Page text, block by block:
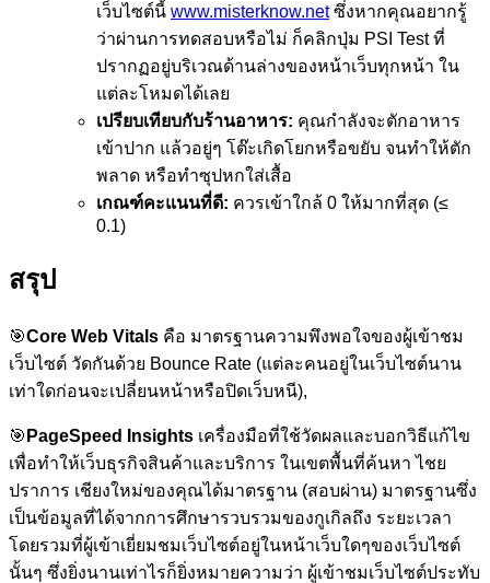
เว็บไซต์นี้ www.misterknow.netซึ่งหากคุณอยากรู้
ว่าผ่านการทดสอบหรือไม่ ก็คลิกปุ่ม PSI Test ที่
ปรากฏอยู่บริเวณด้านล่างของหน้าเว็บทุกหน้า ใน
แต่ละโหมดได้เลย
เปรียบเทียบกับร้านอาหาร: คุณกำลังจะตักอาหาร
เข้าปาก แล้วอยู่ๆ โต๊ะเกิดโยกหรือขยับ จนทำให้ตัก
พลาด หรือทำซุปหกใส่เสื้อ
เกณฑ์คะแนนที่ดี: ควรเข้าใกล้ 0 ให้มากที่สุด (≤
0.1)
สรุป
🎯Core Web Vitals คือ มาตรฐานความพึงพอใจของผู้เข้าชม
เว็บไซต์ วัดกันด้วย Bounce Rate (แต่ละคนอยู่ในเว็บไซต์นาน
เท่าใดก่อนจะเปลี่ยนหน้าหรือปิดเว็บหนี),
🎯 PageSpeed Insights เครื่องมือที่ใช้วัดผลและบอกวิธีแก้ไข
เพื่อทำให้เว็บธุรกิจสินค้าและบริการ ในเขตพื้นที่ค้นหา ไชย
ปราการ เชียงใหม่ของคุณได้มาตรฐาน (สอบผ่าน) มาตรฐานซึ่ง
เป็นข้อมูลที่ได้จากการศึกษารวบรวมของกูเกิลถึง ระยะเวลา
โดยรวมที่ผู้เข้าเยี่ยมชมเว็บไซต์อยู่ในหน้าเว็บใดๆของเว็บไซต์
นั้นๆ ซึ่งยิ่งนานเท่าไรก็ยิ่งหมายความว่า ผู้เข้าชมเว็บไซต์ประทับ